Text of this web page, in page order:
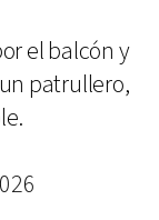
el balcón y
patrullero,